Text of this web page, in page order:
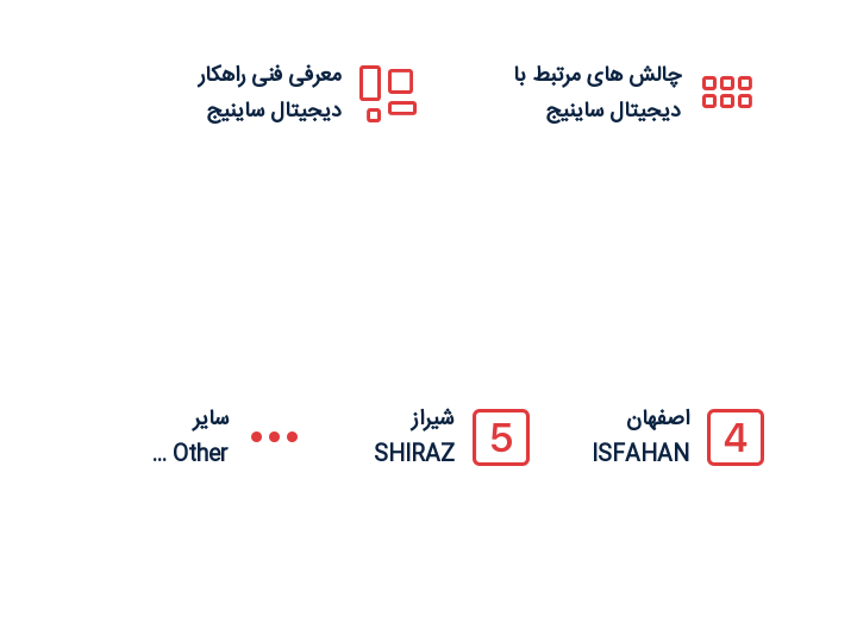
معرفی فنی راهکار
دیجیتال ساینیج
چالش های مرتبط با
دیجیتال ساینیج
سایر
Other ...
شیراز
SHIRAZ
اصفهان
ISFAHAN